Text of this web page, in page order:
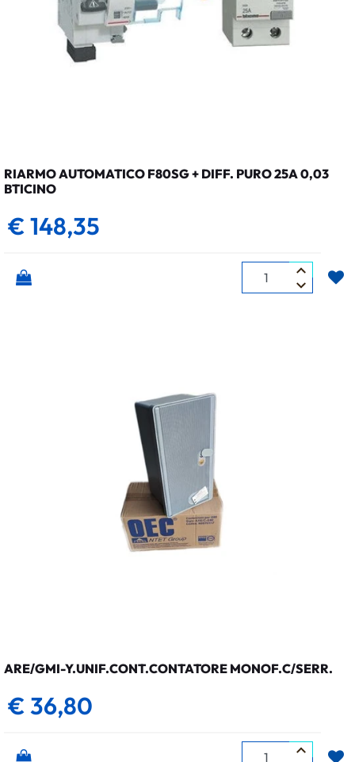
RIARMO AUTOMATICO F80SG + DIFF. PURO 25A 0,03
BTICINO
€ 148,35
Quantità
ARE/GMI-Y.UNIF.CONT.CONTATORE MONOF.C/SERR.
€ 36,80
Quantità